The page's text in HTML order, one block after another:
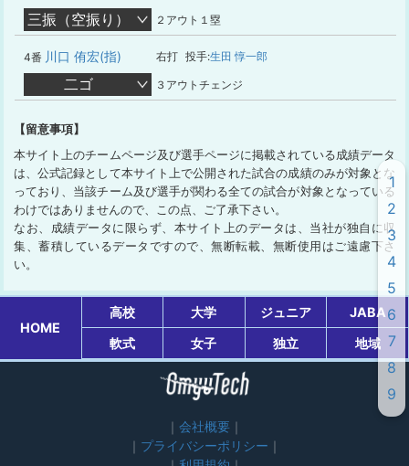
三振（空振り） ２アウト１塁
4番 川口 侑宏(指) 右打 投手:生田 惇一郎
二ゴ ３アウトチェンジ
【留意事項】
本サイト上のチームページ及び選手ページに掲載されている成績データ
は、公式記録として本サイト上で公開された試合の成績のみが対象とな
っており、当該チーム及び選手が関わる全ての試合が対象となっている
わけではありませんので、この点、ご了承下さい。
なお、成績データに限らず、本サイト上のデータは、当社が独自に収
集、蓄積しているデータですので、無断転載、無断使用はご遠慮下さ
い。
HOME
高校 大学 ジュニア
JABA
軟式
女子 独立 地域
会社概要
プライバシーポリシー
1
2
3
4
5
6
7
8
9